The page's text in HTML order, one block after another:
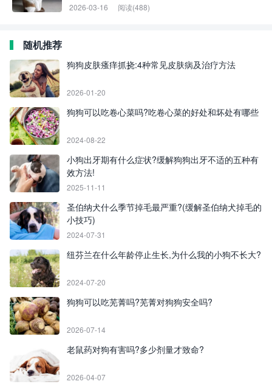
2026-03-16 阅读(488)
随机推荐
狗狗皮肤瘙痒抓挠:4种常见皮肤病及治疗方法
2026-01-20
狗狗可以吃卷心菜吗?吃卷心菜的好处和坏处有哪些
2024-08-22
小狗出牙期有什么症状?缓解狗狗出牙不适的五种有
效方法!
2025-11-11
圣伯纳犬什么季节掉毛最严重?(缓解圣伯纳犬掉毛的
小技巧)
2024-07-31
纽芬兰在什么年龄停止生长,为什么我的小狗不长大?
2024-07-20
狗狗可以吃芜菁吗?芜菁对狗狗安全吗?
2026-07-14
老鼠药对狗有害吗?多少剂量才致命?
2026-04-07